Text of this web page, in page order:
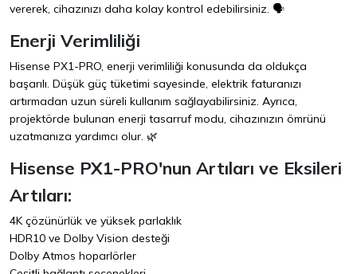
vererek, cihazınızı daha kolay kontrol edebilirsiniz. 🗣️
Enerji Verimliliği
Hisense PX1-PRO, enerji verimliliği konusunda da oldukça
başarılı. Düşük güç tüketimi sayesinde, elektrik faturanızı
artırmadan uzun süreli kullanım sağlayabilirsiniz. Ayrıca,
projektörde bulunan enerji tasarruf modu, cihazınızın ömrünü
uzatmanıza yardımcı olur. 🌿
Hisense PX1-PRO'nun Artıları ve Eksileri
Artıları:
4K çözünürlük ve yüksek parlaklık
HDR10 ve Dolby Vision desteği
Dolby Atmos hoparlörler